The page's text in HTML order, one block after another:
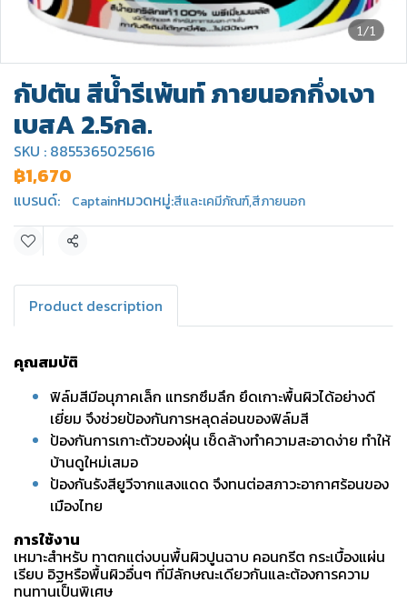
1/1
กัปตัน สีน้ำรีเพ้นท์ ภายนอกกึ่งเงา
เบสA 2.5กล.
SKU : 8855365025616
฿1,670
แบรนด์: Captainหมวดหมู่:สีและเคมีภัณฑ์,สีภายนอก
แชร์
Product description
คุณสมบัติ
ฟิล์มสีมีอนุภาคเล็ก แทรกซึมลึก ยึดเกาะพื้นผิวได้อย่างดี
เยี่ยม จึงช่วยป้องกันการหลุดล่อนของฟิล์มสี
ป้องกันการเกาะตัวของฝุ่น เช็ดล้างทำความสะอาดง่าย ทำให้
บ้านดูใหม่เสมอ
ป้องกันรังสียูวีจากแสงแดด จึงทนต่อสภาวะอากาศร้อนของ
เมืองไทย
การใช้งาน
เหมาะสำหรับ ทาตกแต่งบนพื้นผิวปูนฉาบ คอนกรีต กระเบื้องแผ่น
เรียบ อิฐหรือพื้นผิวอื่นๆ ที่มีลักษณะเดียวกันและต้องการความ
ทนทานเป็นพิเศษ